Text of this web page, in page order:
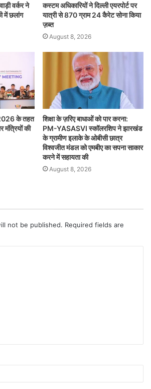
वर्कर ने
में छलांग
कस्टम अधिकारियों ने दिल्ली एयरपोर्ट पर
यात्री से 870 ग्राम 24 कैरेट सोना किया
ज़ब्त
August 8, 2026
2026 के तहत
मंत्रियों की
शिक्षा के ज़रिए बाधाओं को पार करना:
PM-YASASVI स्कॉलरशिप ने झारखंड
के ग्रामीण इलाके के ओबीसी छात्र
विश्वजीत मंडल को एमबीए का सपना साकार
करने में सहायता की
August 8, 2026
not be published. Required fields are